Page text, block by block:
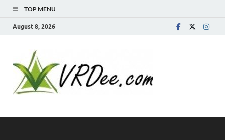
TOP MENU
August 8, 2026